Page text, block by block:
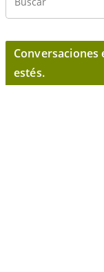
Conversaciones
estés.